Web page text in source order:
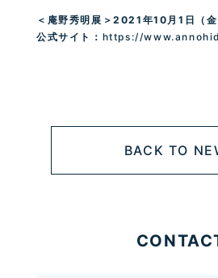
＜庵野秀明展＞2021 年10月1 日（
公式サイト： https://
BACK TO